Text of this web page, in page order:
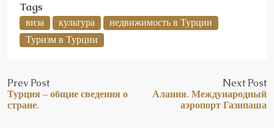
Tags
виза
культура
недвижимость в Турции
Туризм в Турции
Prev Post
Турция – общие сведения о
стране.
Next Post
Алания. Международный
аэропорт Газипаша